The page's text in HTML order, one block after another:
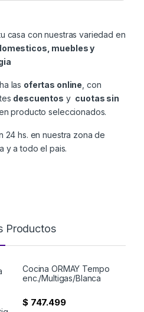
casa con nuestras variedad en
muebles y
las ofertas online, con
descuentos y cuotas sin
producto seleccionados.
24 hs. en nuestra zona de
y a todo el pais.
Productos
Cocina ORMAY Tempo
enc./Multigas/Blanca
$747.499